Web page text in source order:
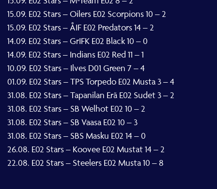
15.09. E02 Stars – Oilers E02 Scorpions 10 – 2
15.09. E02 Stars – ÅIF E02 Predators 14 – 2
14.09. E02 Stars – GrIFK E02 Black 10 – 0
14.09. E02 Stars – Indians E02 Red 11 – 1
10.09. E02 Stars – Ilves D01 Green 7 – 4
01.09. E02 Stars – TPS Torpedo E02 Musta 3 – 4
31.08. E02 Stars – Tapanilan Erä E02 Sudet 3 – 2
31.08. E02 Stars – SB Welhot E02 10 – 2
31.08. E02 Stars – SB Vaasa E02 10 – 3
31.08. E02 Stars – SBS Masku E02 14 – 0
26.08. E02 Stars – Koovee E02 Mustat 14 – 2
22.08. E02 Stars – Steelers E02 Musta 10 – 8